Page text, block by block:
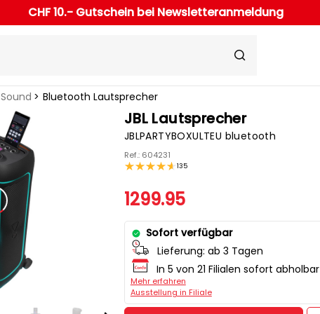
CHF 10.- Gutschein bei Newsletteranmeldung
Sound Bluetooth Lautsprecher
JBL Lautsprecher
JBLPARTYBOXULTEU bluetooth
Ref.: 604231
135
1299.95
Sofort verfügbar
Lieferung: ab 3 Tagen
In 5 von 21 Filialen sofort abholbar
Mehr erfahren
Ausstellung in Filiale